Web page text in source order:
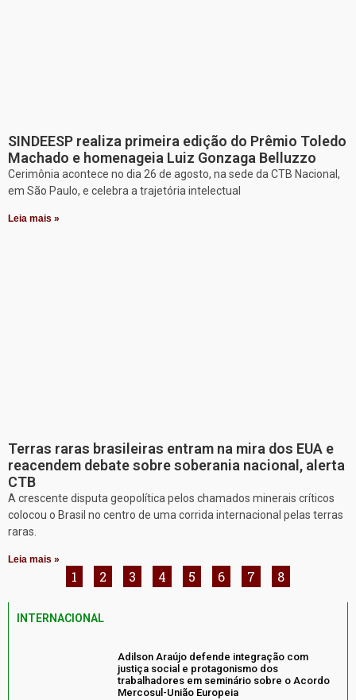
SINDEESP realiza primeira edição do Prêmio Toledo
Machado e homenageia Luiz Gonzaga Belluzzo
Cerimônia acontece no dia 26 de agosto, na sede da CTB Nacional,
em São Paulo, e celebra a trajetória intelectual
Leia mais »
Terras raras brasileiras entram na mira dos EUA e
reacendem debate sobre soberania nacional, alerta
CTB
A crescente disputa geopolítica pelos chamados minerais críticos
colocou o Brasil no centro de uma corrida internacional pelas terras
raras.
Leia mais »
1 2 3 4 5 6 7 8
INTERNACIONAL
Adilson Araújo defende integração com
justiça social e protagonismo dos
trabalhadores em seminário sobre o Acordo
Mercosul-União Europeia